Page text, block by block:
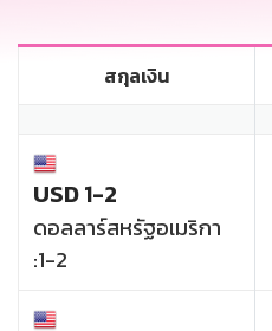
สกุลเงิน
USD 1-2
ดอลลาร์สหรัฐอเมริกา
:1-2